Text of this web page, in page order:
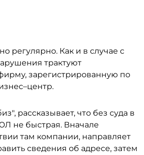
регулярно. Как и в случае с
трактуют
зарегистрированную по
рассказывает, что без суда в
не быстрая. Вначале
там компании, направляет
сведения об адресе, затем